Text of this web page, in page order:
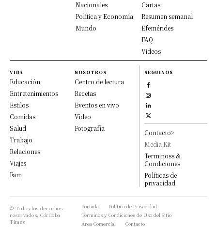
Nacionales
Política y Economía
Mundo
Cartas
Resumen semanal
Efemérides
FAQ
Videos
VIDA
Educación
Entretenimientos
Estilos
Comidas
Salud
Trabajo
Relaciones
Viajes
Fam
NOSOTROS
Centro de lectura
Recetas
Eventos en vivo
Video
Fotografía
SEGUINOS
Contacto>
Media Kit
Terminoss &
Condiciones
Políticas de
privacidad
© Todos los derechos
reservados, Córdoba
Times
Portada
Política de Privacidad
Términos y Condiciones de Uso del Sitio
Area Comercial
Contacto